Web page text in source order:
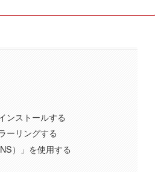
ンストールする
ーリングする
）」を使用する